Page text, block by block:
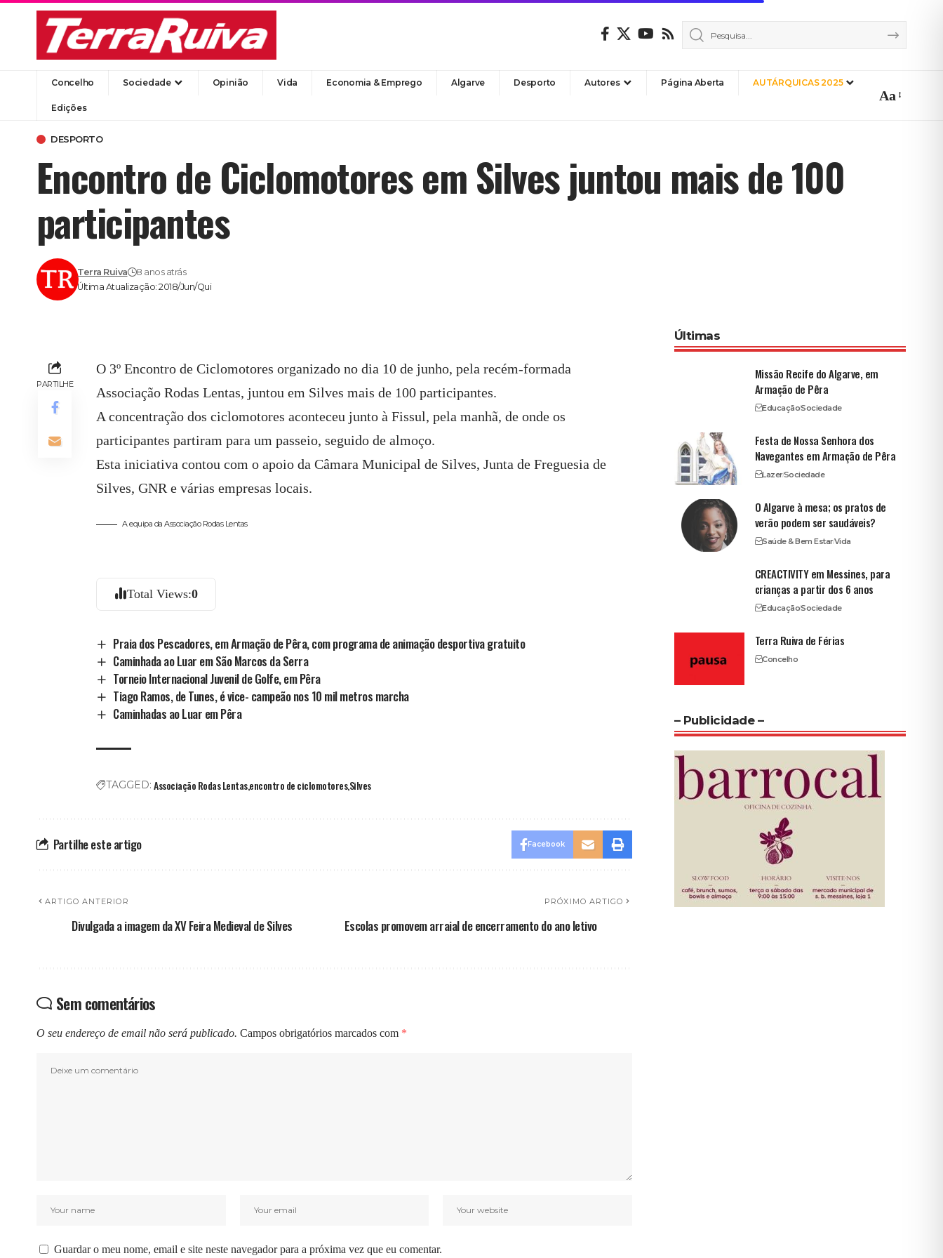
Concelho Sociedade Opinião Vida Economia & Emprego Algarve Desporto Autores Página Aberta AUTÁRQUICAS 2025
Edições
Aa
DESPORTO
Encontro de Ciclomotores em Silves juntou mais de 100
participantes
Última Atualização: 2018/Jun/Qui
Terra Ruiva 8 anos atrás
PARTILHE
O 3º Encontro de Ciclomotores organizado no dia 10 de junho, pela recém-formada
Associação Rodas Lentas, juntou em Silves mais de 100 participantes.
A concentração dos ciclomotores aconteceu junto à Fissul, pela manhã, de onde os
participantes partiram para um passeio, seguido de almoço.
Esta iniciativa contou com o apoio da Câmara Municipal de Silves, Junta de Freguesia de
Silves, GNR e várias empresas locais.
A equipa da Associação Rodas Lentas
Total Views:0
Praia dos Pescadores, em Armação de Pêra, com programa de animação desportiva gratuito
Caminhada ao Luar em São Marcos da Serra
Torneio Internacional Juvenil de Golfe, em Pêra
Tiago Ramos, de Tunes, é vice- campeão nos 10 mil metros marcha
Caminhadas ao Luar em Pêra
TAGGED: Associação Rodas Lentasencontro de ciclomotoresSilves
Partilhe este artigo Facebook
ARTIGO ANTERIOR
Divulgada a imagem da XV Feira Medieval de Silves
PRÓXIMO ARTIGO
Escolas promovem arraial de encerramento do ano letivo
Sem comentários
O seu endereço de email não será publicado. Campos obrigatórios marcados com *
Guardar o meu nome, email e site neste navegador para a próxima vez que eu comentar.
Últimas
Missão Recife do Algarve, em
Armação de Pêra
EducaçãoSociedade
Festa de Nossa Senhora dos
Navegantes em Armação de Pêra
LazerSociedade
O Algarve à mesa; os pratos de
verão podem ser saudáveis?
Saúde & Bem EstarVida
CREACTIVITY em Messines, para
crianças a partir dos 6 anos
EducaçãoSociedade
Terra Ruiva de Férias
Concelho
– Publicidade –